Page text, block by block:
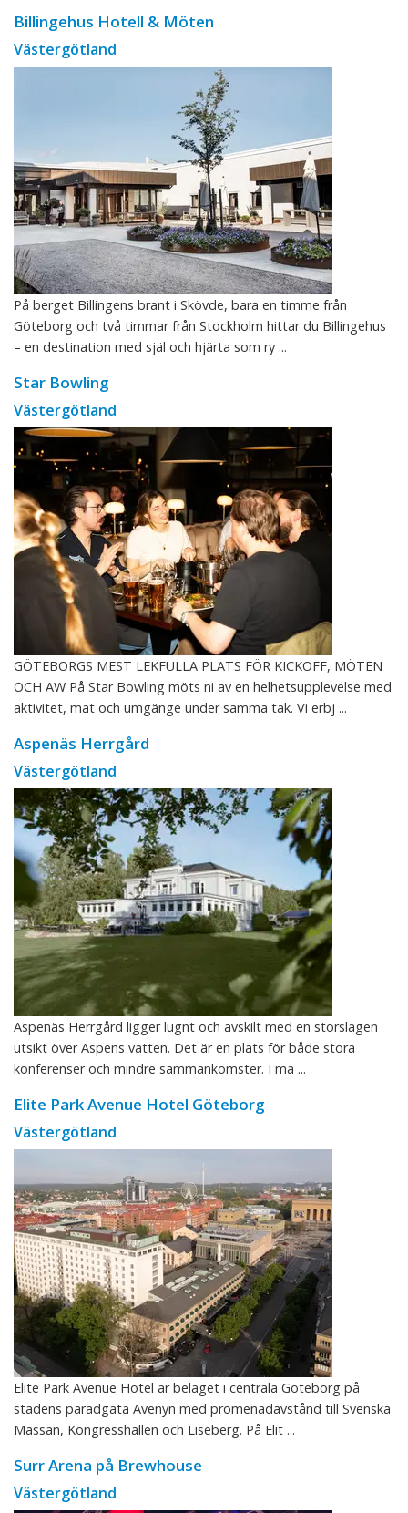
Billingehus Hotell & Möten
Västergötland
På berget Billingens brant i Skövde, bara en timme från
Göteborg och två timmar från Stockholm hittar du Billingehus
– en destination med själ och hjärta som ry ...
Star Bowling
Västergötland
GÖTEBORGS MEST LEKFULLA PLATS FÖR KICKOFF, MÖTEN
OCH AW På Star Bowling möts ni av en helhetsupplevelse med
aktivitet, mat och umgänge under samma tak. Vi erbj ...
Aspenäs Herrgård
Västergötland
Aspenäs Herrgård ligger lugnt och avskilt med en storslagen
utsikt över Aspens vatten. Det är en plats för både stora
konferenser och mindre sammankomster. I ma ...
Elite Park Avenue Hotel Göteborg
Västergötland
Elite Park Avenue Hotel är beläget i centrala Göteborg på
stadens paradgata Avenyn med promenadavstånd till Svenska
Mässan, Kongresshallen och Liseberg. På Elit ...
Surr Arena på Brewhouse
Västergötland